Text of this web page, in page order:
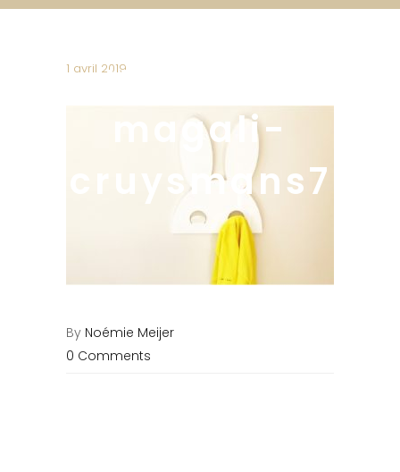
designer-
ymagin-
magali-
cruysmans7
1 avril 2019
By Noémie Meijer
0 Comments